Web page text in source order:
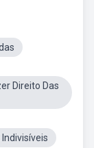
Direito Das